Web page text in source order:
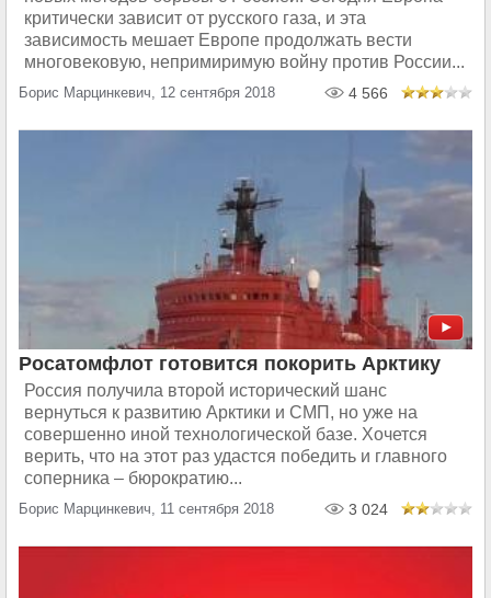
критически зависит от русского газа, и эта
зависимость мешает Европе продолжать вести
многовековую, непримиримую войну против России...
Борис Марцинкевич, 12 сентября 2018 4 566
Росатомфлот готовится покорить Арктику
Россия получила второй исторический шанс
вернуться к развитию Арктики и СМП, но уже на
совершенно иной технологической базе. Хочется
верить, что на этот раз удастся победить и главного
соперника – бюрократию...
Борис Марцинкевич, 11 сентября 2018 3 024